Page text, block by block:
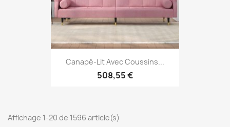
Canapé-Lit Avec Coussins...
508,55 €
Affichage 1-20 de 1596 article(s)